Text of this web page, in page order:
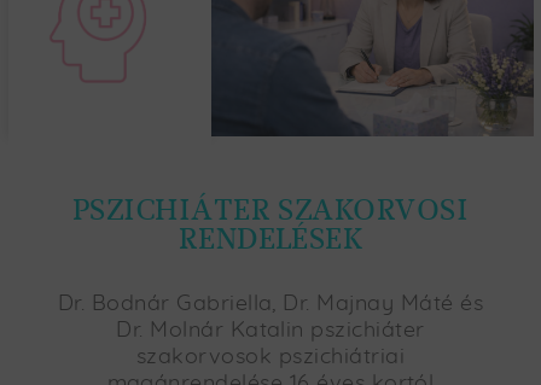
PSZICHIÁTER SZAKORVOSI
RENDELÉSEK
Dr. Bodnár Gabriella, Dr. Majnay Máté és
Dr. Molnár Katalin pszichiáter
szakorvosok pszichiátriai